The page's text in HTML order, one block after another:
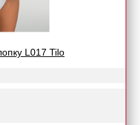
L017 Tilo